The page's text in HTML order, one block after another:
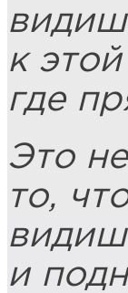
к
где
Это
то,
и